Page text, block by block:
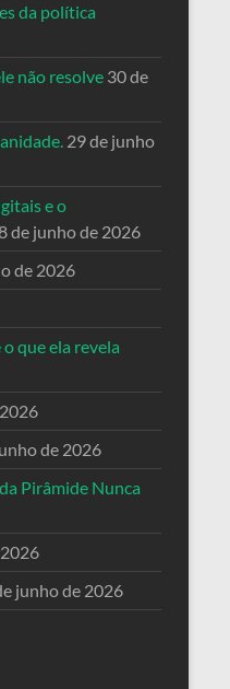
da política
não resolve 30 de
29 de junho
e o
de junho de 2026
de 2026
que ela revela
de 2026
Pirâmide Nunca
junho de 2026